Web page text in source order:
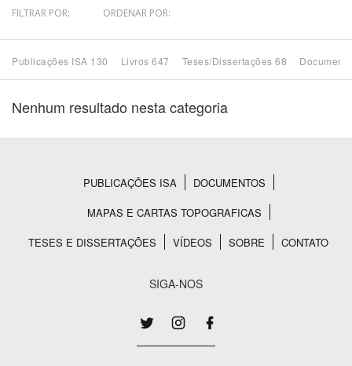
Povo Indígena
FILTRAR POR: ORDENAR POR:
Publicações ISA 130 Livros 647 Teses/Dissertações 68
Nenhum resultado nesta categoria
Rodapé
PUBLICAÇÕES ISA
DOCUMENTOS
MAPAS E CARTAS TOPOGRAFICAS
TESES E DISSERTAÇÕES
VÍDEOS SOBRE CONTATO
SIGA-NOS